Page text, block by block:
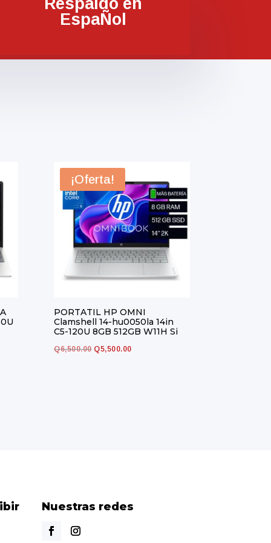
EspaÑol
¡Oferta!
PORTATIL HP OMNI
Clamshell 14-hu0050la 14in
C5-120U 8GB 512GB W11H Si
Q6,500.00 El
Q5,500.00El
Nuestras redes